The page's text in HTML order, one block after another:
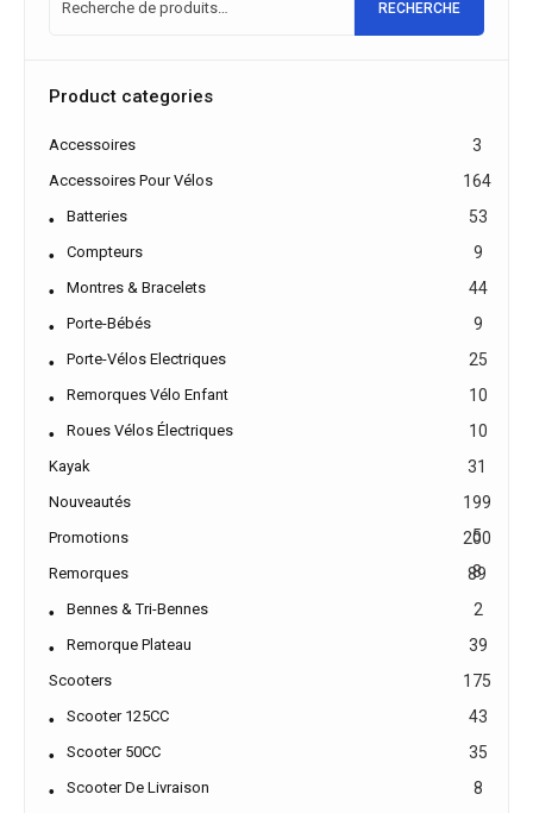
RECHERCHE
Product categories
Accessoires 3
Accessoires Pour Vélos 164
Batteries 53
Compteurs 9
Montres & Bracelets 44
Porte-Bébés 9
Porte-Vélos Electriques 25
Remorques Vélo Enfant 10
Roues Vélos Électriques 10
Kayak 31
Nouveautés
199
5
Promotions
200
8
Remorques 89
Bennes & Tri-Bennes 2
Remorque Plateau 39
Scooters 175
Scooter 125CC 43
Scooter 50CC 35
Scooter De Livraison 8